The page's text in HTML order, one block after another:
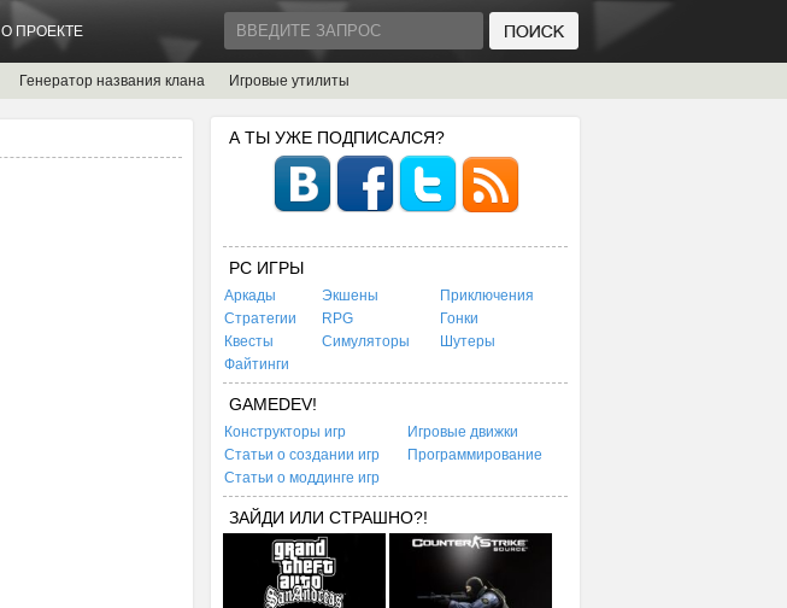
О ПРОЕКТЕ
Генератор названия клана Игровые утилиты
А ТЫ УЖЕ ПОДПИСАЛСЯ?
PC ИГРЫ
Аркады Экшены
Приключения
Стратегии
RPG
Гонки
Квесты
Симуляторы
Шутеры
Файтинги
GAMEDEV!
Конструкторы игр
Игровые движки
Статьи о создании игр
Программирование
Статьи о моддинге игр
ЗАЙДИ ИЛИ СТРАШНО?!